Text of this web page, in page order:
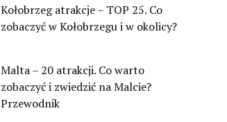
Kołobrzeg atrakcje – TOP 25. Co
zobaczyć w Kołobrzegu i w okolicy?
Malta – 20 atrakcji. Co warto
zobaczyć i zwiedzić na Malcie?
Przewodnik